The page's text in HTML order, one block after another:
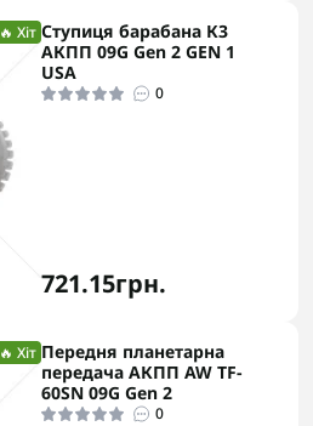
🔥 Хіт Ступиця барабана К3
АКПП 09G Gen 2 GEN 1
USA
0
721.15грн.
🔥 Хіт Передня планетарна
передача АКПП AW TF-
60SN 09G Gen 2
0